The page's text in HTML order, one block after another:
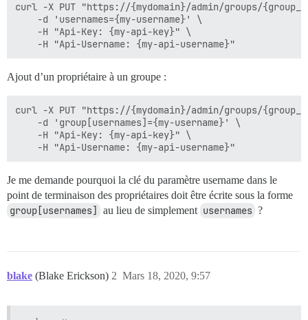
curl -X PUT "https://{mydomain}/admin/groups/
    -d 'usernames={my-username}' \
    -H "Api-Key: {my-api-key}" \
Ajout d’un propriétaire à un groupe :
curl -X PUT "https://{mydomain}/admin/groups/
    -d 'group[usernames]={my-username}' \
    -H "Api-Key: {my-api-key}" \
Je me demande pourquoi la clé du paramètre username dans le
point de terminaison des propriétaires doit être écrite sous la forme
group[usernames] au lieu de simplement usernames ?
blake (Blake Erickson) Mars 18, 2020, 9:57
2